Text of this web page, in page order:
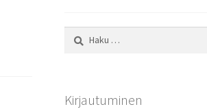
Haku:
Kirjautuminen